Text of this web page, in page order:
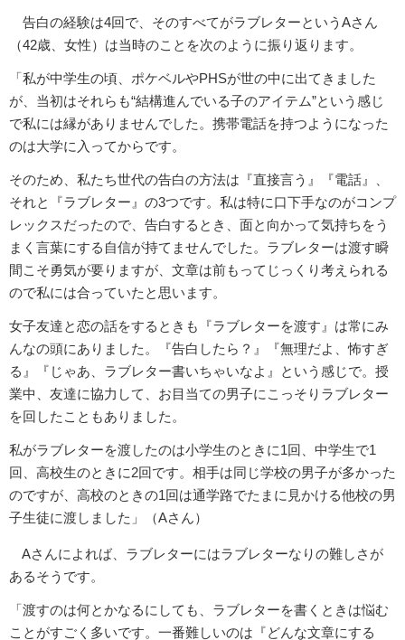
告白の経験は4回で、そのすべてがラブレターというAさん
（42歳、女性）は当時のことを次のように振り返ります。
「私が中学生の頃、ポケベルやPHSが世の中に出てきました
が、当初はそれらも“結構進んでいる子のアイテム”という感じ
で私には縁がありませんでした。携帯電話を持つようになった
のは大学に入ってからです。
そのため、私たち世代の告白の方法は『直接言う』『電話』、
それと『ラブレター』の3つです。私は特に口下手なのがコンプ
レックスだったので、告白するとき、面と向かって気持ちをう
まく言葉にする自信が持てませんでした。ラブレターは渡す瞬
間こそ勇気が要りますが、文章は前もってじっくり考えられる
ので私には合っていたと思います。
女子友達と恋の話をするときも『ラブレターを渡す』は常にみ
んなの頭にありました。『告白したら？』『無理だよ、怖すぎ
る』『じゃあ、ラブレター書いちゃいなよ』という感じで。授
業中、友達に協力して、お目当ての男子にこっそりラブレター
を回したこともありました。
私がラブレターを渡したのは小学生のときに1回、中学生で1
回、高校生のときに2回です。相手は同じ学校の男子が多かった
のですが、高校のときの1回は通学路でたまに見かける他校の男
子生徒に渡しました」（Aさん）
Aさんによれば、ラブレターにはラブレターなりの難しさが
あるそうです。
「渡すのは何とかなるにしても、ラブレターを書くときは悩む
ことがすごく多いです。一番難しいのは『どんな文章にする